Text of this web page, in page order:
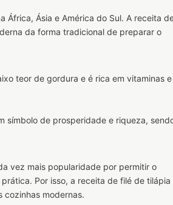
África, Ásia e América do Sul. A receita
da forma tradicional de preparar o
teor de gordura e é rica em vitaminas e
símbolo de prosperidade e riqueza,
vez mais popularidade por permitir o
Por isso, a receita de filé de tilápia
cozinhas modernas.